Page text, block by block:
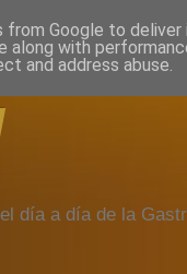
día a día de la
Google to
along with
and address abuse.